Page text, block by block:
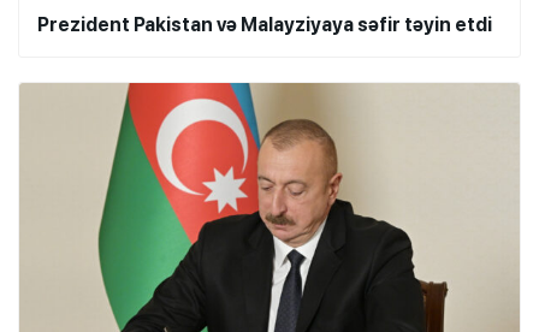
Prezident Pakistan və Malayziyaya səfir təyin etdi